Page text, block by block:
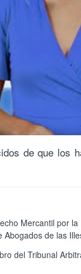
de que los
Mercantil por
de las
del Tribunal